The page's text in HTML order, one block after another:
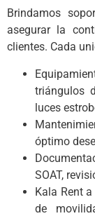
Brindamos
asegurar la
clientes. Cada
triángulos
luces
óptimo
SOAT,
Kala Rent
de